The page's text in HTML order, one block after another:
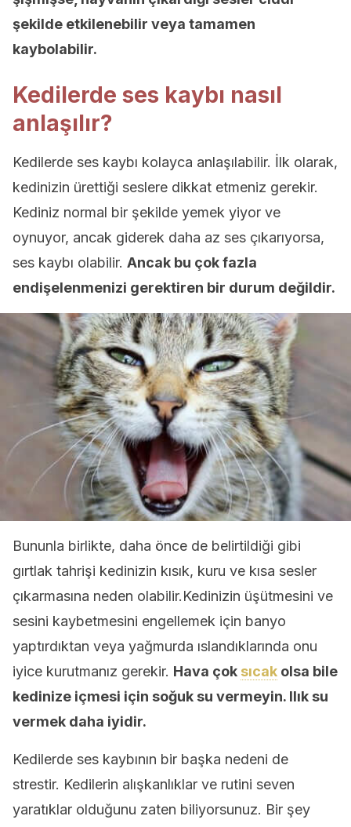
şekilde etkilenebilir veya tamamen
kaybolabilir.
Kedilerde ses kaybı nasıl
anlaşılır?
Kedilerde ses kaybı kolayca anlaşılabilir. İlk olarak,
kedinizin ürettiği seslere dikkat etmeniz gerekir.
Kediniz normal bir şekilde yemek yiyor ve
oynuyor, ancak giderek daha az ses çıkarıyorsa,
ses kaybı olabilir. Ancak bu çok fazla
endişelenmenizi gerektiren bir durum değildir.
Bununla birlikte, daha önce de belirtildiği gibi
gırtlak tahrişi kedinizin kısık, kuru ve kısa sesler
çıkarmasına neden olabilir.Kedinizin üşütmesini ve
sesini kaybetmesini engellemek için banyo
yaptırdıktan veya yağmurda ıslandıklarında onu
iyice kurutmanız gerekir. Hava çok sıcak olsa bile
kedinize içmesi için soğuk su vermeyin. Ilık su
vermek daha iyidir.
Kedilerde ses kaybının bir başka nedeni de
strestir. Kedilerin alışkanlıklar ve rutini seven
yaratıklar olduğunu zaten biliyorsunuz. Bir şey